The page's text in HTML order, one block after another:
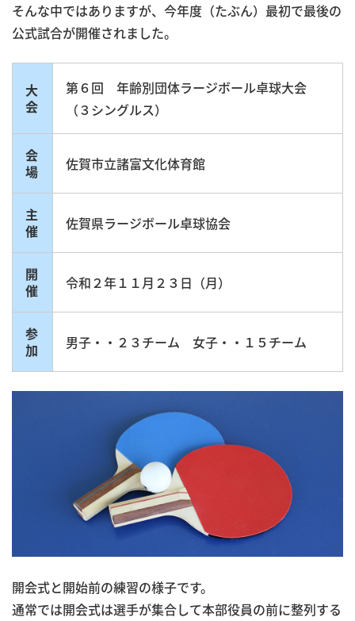
そんな中ではありますが、今年度（たぶん）最初で最後の
公式試合が開催されました。
大
会
第６回 年齢別団体ラージボール卓球大会
（３シングルス）
会
場
佐賀市立諸富文化体育館
主
催
佐賀県ラージボール卓球協会
開
催
令和２年１１月２３日（月）
参
加
男子・・２３チーム 女子・・１５チーム
開会式と開始前の練習の様子です。
通常では開会式は選手が集合して本部役員の前に整列する